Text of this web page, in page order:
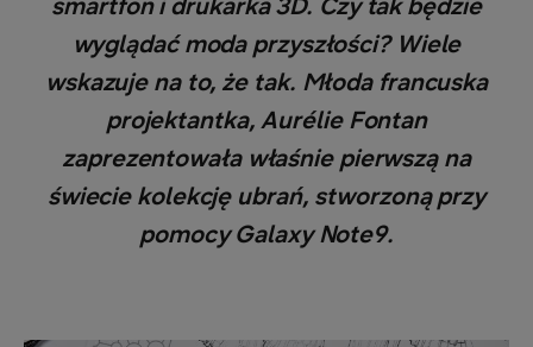
smartfon i drukarka 3D. Czy tak będzie
wyglądać moda przyszłości? Wiele
wskazuje na to, że tak. Młoda francuska
projektantka, Aurélie Fontan
zaprezentowała właśnie pierwszą na
świecie kolekcję ubrań, stworzoną przy
pomocy Galaxy Note9.